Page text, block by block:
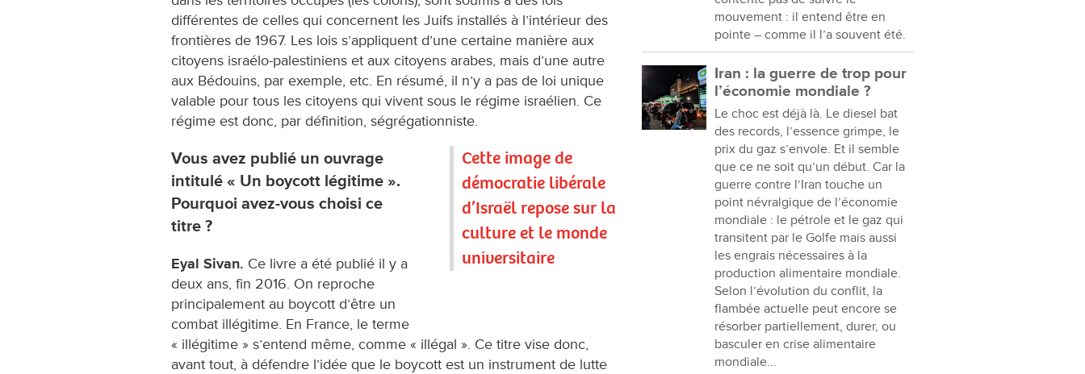
différentes de celles qui concernent les Juifs installés à l’intérieur des
frontières de 1967. Les lois s’appliquent d’une certaine manière aux
citoyens israélo-palestiniens et aux citoyens arabes, mais d’une autre
aux Bédouins, par exemple, etc. En résumé, il n’y a pas de loi unique
valable pour tous les citoyens qui vivent sous le régime israélien. Ce
régime est donc, par définition, ségrégationniste.
Cette image de
démocratie libérale
d’Israël repose sur la
culture et le monde
universitaire
Vous avez publié un ouvrage
intitulé « Un boycott légitime ».
Pourquoi avez-vous choisi ce
titre ?
Eyal Sivan. Ce livre a été publié il y a
deux ans, fin 2016. On reproche
principalement au boycott d’être un
combat illégitime. En France, le terme
« illégitime » s’entend même, comme « illégal ». Ce titre vise donc,
avant tout, à défendre l’idée que le boycott est un instrument de lutte
mouvement : il entend être en
pointe – comme il l’a souvent été.
Iran : la guerre de trop pour
l’économie mondiale ?
Le choc est déjà là. Le diesel bat
des records, l’essence grimpe, le
prix du gaz s’envole. Et il semble
que ce ne soit qu’un début. Car la
guerre contre l’Iran touche un
point névralgique de l’économie
mondiale : le pétrole et le gaz qui
transitent par le Golfe mais aussi
les engrais nécessaires à la
production alimentaire mondiale.
Selon l’évolution du conflit, la
flambée actuelle peut encore se
résorber partiellement, durer, ou
basculer en crise alimentaire
mondiale...